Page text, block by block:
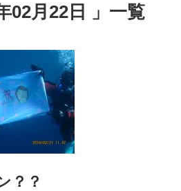
02月22日 」一覧
？？